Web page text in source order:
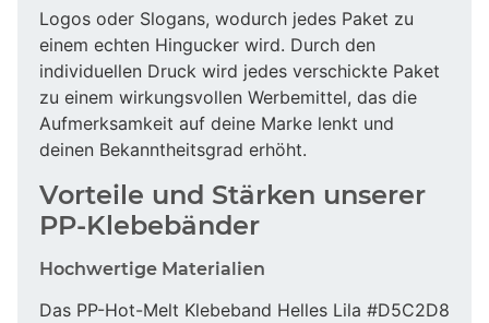
Logos oder Slogans, wodurch jedes Paket zu
einem echten Hingucker wird. Durch den
individuellen Druck wird jedes verschickte Paket
zu einem wirkungsvollen Werbemittel, das die
Aufmerksamkeit auf deine Marke lenkt und
deinen Bekanntheitsgrad erhöht.
Vorteile und Stärken unserer
PP-Klebebänder
Hochwertige Materialien
Das PP-Hot-Melt Klebeband Helles Lila #D5C2D8